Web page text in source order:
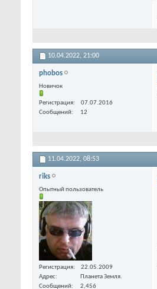
10.04.2022, 21:00
phobos
Новичок
Регистрация
07.07.2016
Сообщений
12
11.04.2022, 08:53
riks
Опытный пользователь
Регистрация
22.05.2009
Адрес
Планета Земля.
Сообщений
2,456